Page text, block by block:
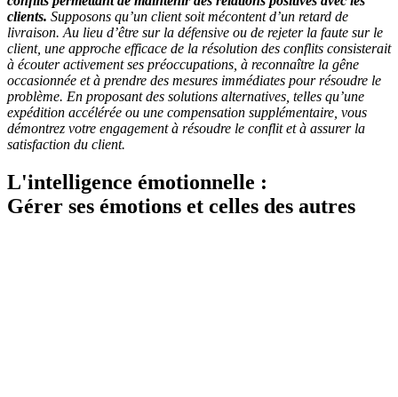
clients. Supposons qu’un client soit mécontent d’un retard de
livraison. Au lieu d’être sur la défensive ou de rejeter la faute sur le
client, une approche efficace de la résolution des conflits consisterait
à écouter activement ses préoccupations, à reconnaître la gêne
occasionnée et à prendre des mesures immédiates pour résoudre le
problème. En proposant des solutions alternatives, telles qu’une
expédition accélérée ou une compensation supplémentaire, vous
démontrez votre engagement à résoudre le conflit et à assurer la
satisfaction du client.
L'intelligence émotionnelle :
Gérer ses émotions et celles des autres